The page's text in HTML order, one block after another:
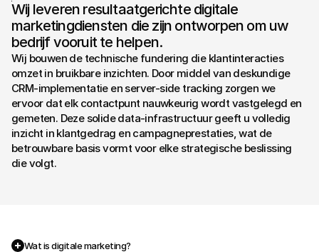
Wij leveren resultaatgerichte digitale
marketingdiensten die zijn ontworpen om uw
bedrijf vooruit te helpen.
Wij bouwen de technische fundering die klantinteracties
omzet in bruikbare inzichten. Door middel van deskundige
CRM-implementatie en server-side tracking zorgen we
ervoor dat elk contactpunt nauwkeurig wordt vastgelegd en
gemeten. Deze solide data-infrastructuur geeft u volledig
inzicht in klantgedrag en campagneprestaties, wat de
betrouwbare basis vormt voor elke strategische beslissing
die volgt.
Wat is digitale marketing?